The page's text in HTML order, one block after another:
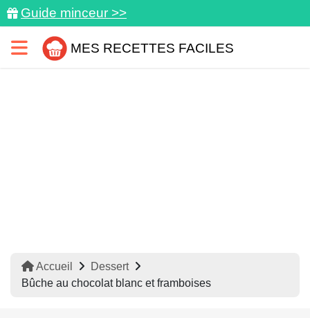
Guide minceur >>
MES RECETTES FACILES
Accueil
Dessert
Bûche au chocolat blanc et framboises